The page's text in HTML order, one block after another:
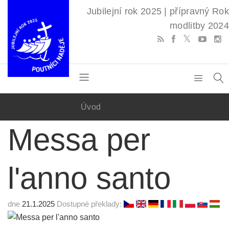
Jubilejní rok 2025 | přípravný Rok
modlitby 2024
Úvod
Messa per
l'anno santo
dne 21.1.2025 Dostupné překlady: